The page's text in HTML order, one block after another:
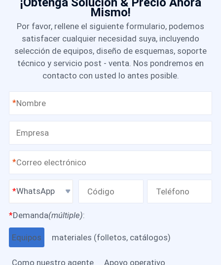
Mismo!
Por favor, rellene el siguiente formulario, podemos
satisfacer cualquier necesidad suya, incluyendo
selección de equipos, diseño de esquemas, soporte
técnico y servicio post - venta. Nos pondremos en
contacto con usted lo antes posible.
*
*
WhatsApp
*Demanda(múltiple):
Equipos materiales (folletos, catálogos)
Como nuestro agente Apoyo operativo